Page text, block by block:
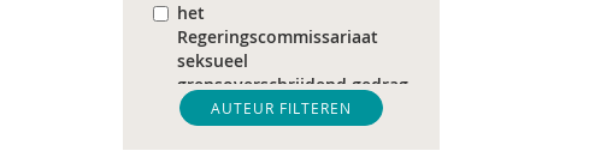
het
Regeringscommissariaat
seksueel
grensoverschrijdend gedrag
en seksueel geweld
AUTEUR FILTEREN